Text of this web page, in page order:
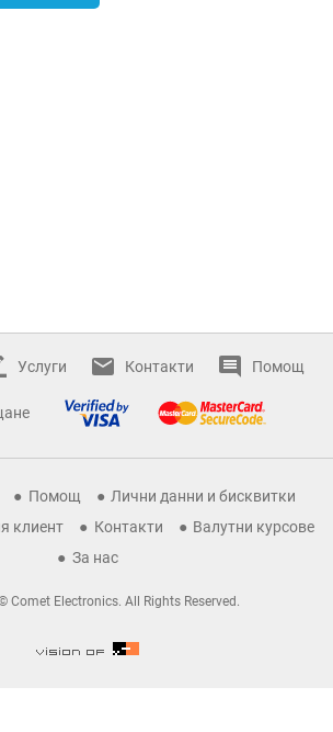
Услуги Контакти Помощ
Помощ
Лични данни и бисквитки
клиент
Контакти
Валутни курсове
За нас
Comet Electronics. All Rights Reserved.